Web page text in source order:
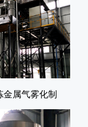
金属气雾化制
粉炉